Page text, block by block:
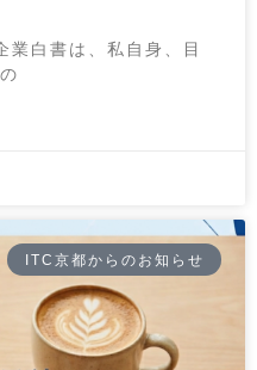
業白書は、私自身、目
ITC京都からのお知らせ